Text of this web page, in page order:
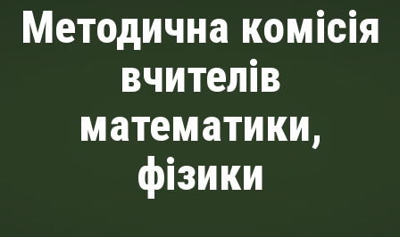
Методична комісія
вчителів
математики,
фізики